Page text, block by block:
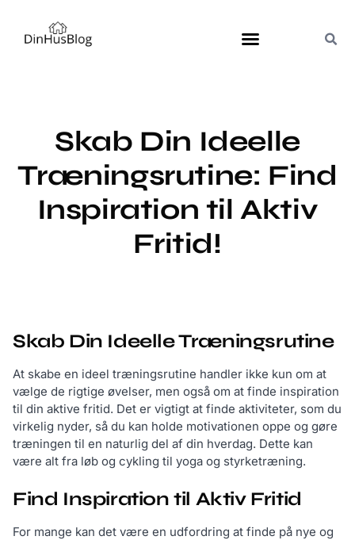
Skab Din Ideelle
Træningsrutine: Find
Inspiration til Aktiv
Fritid!
Skab Din Ideelle Træningsrutine
At skabe en ideel træningsrutine handler ikke kun om at
vælge de rigtige øvelser, men også om at finde inspiration
til din aktive fritid. Det er vigtigt at finde aktiviteter, som du
virkelig nyder, så du kan holde motivationen oppe og gøre
træningen til en naturlig del af din hverdag. Dette kan
være alt fra løb og cykling til yoga og styrketræning.
Find Inspiration til Aktiv Fritid
For mange kan det være en udfordring at finde på nye og